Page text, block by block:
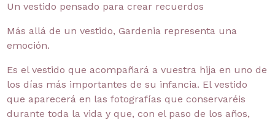
Un vestido pensado para crear recuerdos
Más allá de un vestido, Gardenia representa una
emoción.
Es el vestido que acompañará a vuestra hija en uno de
los días más importantes de su infancia. El vestido
que aparecerá en las fotografías que conservaréis
durante toda la vida y que, con el paso de los años,